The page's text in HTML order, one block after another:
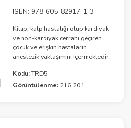
ISBN: 978-605-82917-1-3
Kitap, kalp hastalığı olup kardiyak
ve non-kardiyak cerrahi geçiren
çocuk ve erişkin hastaların
anestezik yaklaşımını içermektedir.
Kodu:TRD5
Görüntülenme: 216.201